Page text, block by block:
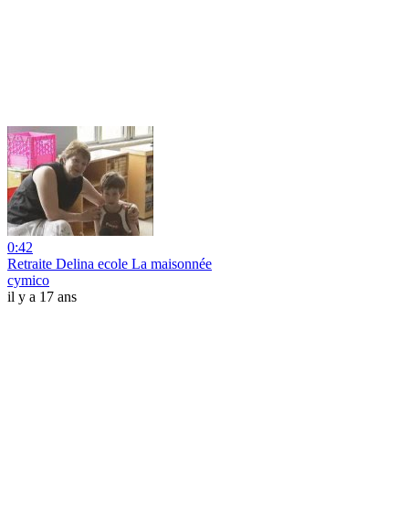
0:42
Retraite Delina ecole La maisonnée
cymico
il y a 17 ans